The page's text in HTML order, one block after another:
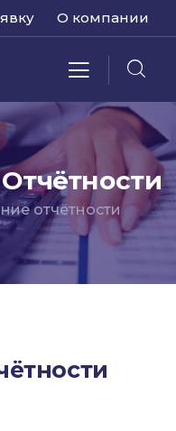
О компании
отчётности